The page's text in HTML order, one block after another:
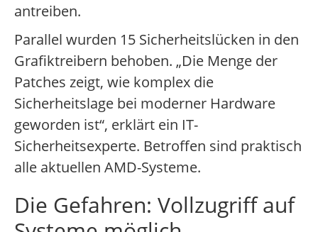
antreiben.
Parallel wurden 15 Sicherheitslücken in den
Grafiktreibern behoben. „Die Menge der
Patches zeigt, wie komplex die
Sicherheitslage bei moderner Hardware
geworden ist“, erklärt ein IT-
Sicherheitsexperte. Betroffen sind praktisch
alle aktuellen AMD-Systeme.
Die Gefahren: Vollzugriff auf